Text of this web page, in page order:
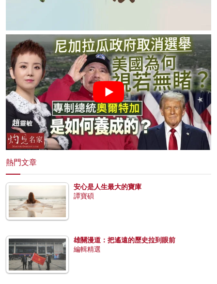
熱門文章
安心是人生最大的寶庫
譚寶碩
雄關漫道：把遙遠的歷史拉到眼前
編輯精選